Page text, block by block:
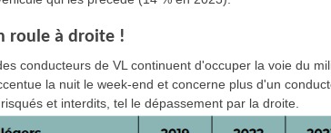
roule à droite !
conducteurs de VL continuent d'occuper la voie du
la nuit le week-end et concerne plus d'un
et interdits, tel le dépassement par la droite.